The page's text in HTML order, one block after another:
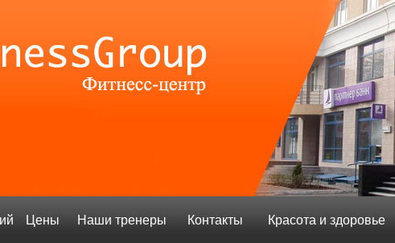
Цены Наши тренеры Контакты Красота и здоровье